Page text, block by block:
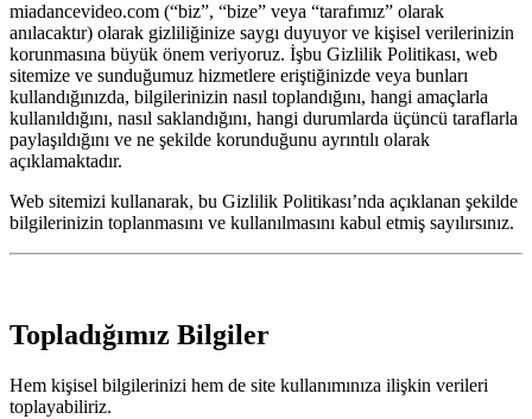
miadancevideo.com (“biz”, “bize” veya “tarafımız” olarak
anılacaktır) olarak gizliliğinize saygı duyuyor ve kişisel verilerinizin
korunmasına büyük önem veriyoruz. İşbu Gizlilik Politikası, web
sitemize ve sunduğumuz hizmetlere eriştiğinizde veya bunları
kullandığınızda, bilgilerinizin nasıl toplandığını, hangi amaçlarla
kullanıldığını, nasıl saklandığını, hangi durumlarda üçüncü taraflarla
paylaşıldığını ve ne şekilde korunduğunu ayrıntılı olarak
açıklamaktadır.
Web sitemizi kullanarak, bu Gizlilik Politikası’nda açıklanan şekilde
bilgilerinizin toplanmasını ve kullanılmasını kabul etmiş sayılırsınız.
Topladığımız Bilgiler
Hem kişisel bilgilerinizi hem de site kullanımınıza ilişkin verileri
toplayabiliriz.